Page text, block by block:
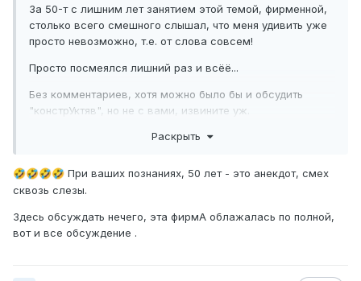
За 50-т с лишним лет занятием этой темой, фирменной,
столько всего смешного слышал, что меня удивить уже
просто невозможно, т.е. от слова совсем!
Просто посмеялся лишний раз и всёё...
Без комментариев, хотя можно было бы и обсудить
"констрУктяв", но не с вами, извините уж.
Раскрыть
🤣🤣🤣🤣 При ваших познаниях, 50 лет - это анекдот, смех
сквозь слезы.
Здесь обсуждать нечего, эта фирмА облажалась по полной,
вот и все обсуждение .